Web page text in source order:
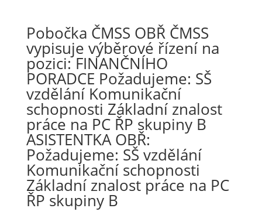
Pobočka ČMSS OBŘ ČMSS
vypisuje výběrové řízení na
pozici: FINANČNÍHO
PORADCE Požadujeme: SŠ
vzdělání Komunikační
schopnosti Základní znalost
práce na PC ŘP skupiny B
ASISTENTKA OBŘ:
Požadujeme: SŠ vzdělání
Komunikační schopnosti
Základní znalost práce na PC
ŘP skupiny B